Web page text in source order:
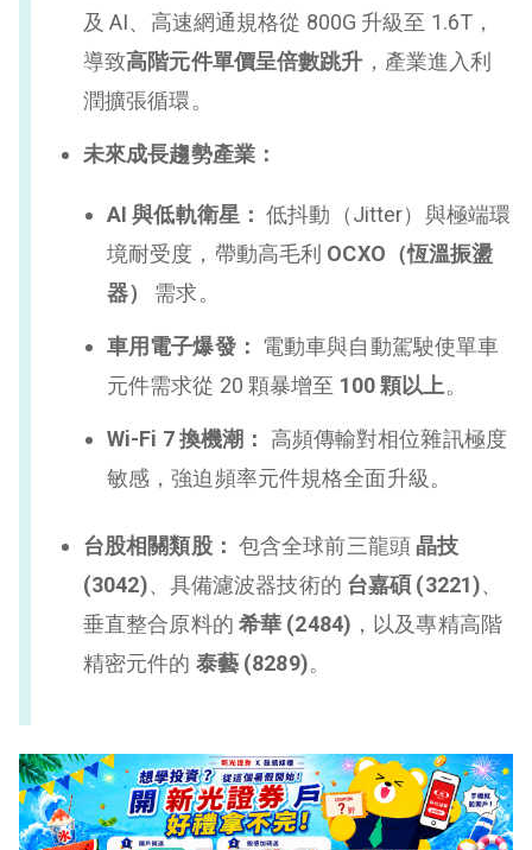
及 AI、高速網通規格從 800G 升級至 1.6T，
導致高階元件單價呈倍數跳升 ，產業進入利
潤擴張循環。
未來成長趨勢產業：
AI 與低軌衛星： 低抖動（Jitter）與極端環
境耐受度，帶動高毛利 OCXO（恆溫振盪
器）
需求。
車用電子爆發： 電動車與自動駕駛使單車
元件需求從 20 顆暴增至 100 顆以上。
Wi-Fi 7 換機潮：
高頻傳輸對相位雜訊極度
敏感，強迫頻率元件規格全面升級。
台股相關類股： 包含全球前三龍頭 晶技
(3042)、具備濾波器技術的 台嘉碩 (3221)、
垂直整合原料的 希華 (2484) ，以及專精高階
精密元件的 泰藝 (8289)。